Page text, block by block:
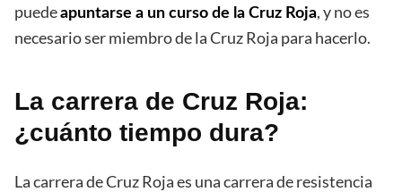
puedeapuntarse a un curso de la Cruz Roja, y no es
necesario ser miembro de la Cruz Roja para hacerlo.
La carrera de Cruz Roja:
¿cuánto tiempo dura?
La carrera de Cruz Roja es una carrera de resistencia